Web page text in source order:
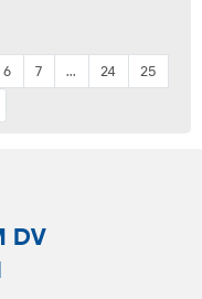
6 7 ... 24
25
DV